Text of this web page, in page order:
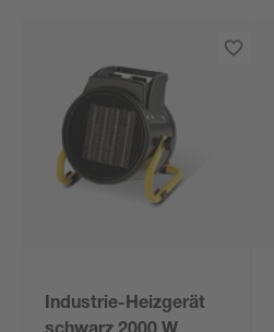
Industrie-Heizgerät